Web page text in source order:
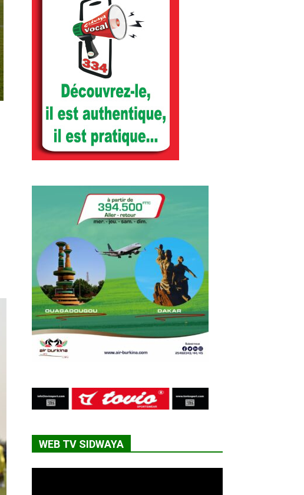
WEB TV SIDWAYA